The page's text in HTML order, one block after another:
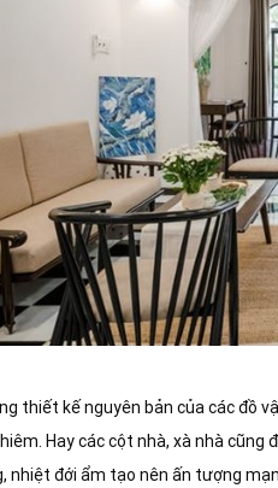
thiết kế nguyên bản của các đồ
Hay các cột nhà, xà nhà
đới ẩm tạo nên ấn tượng